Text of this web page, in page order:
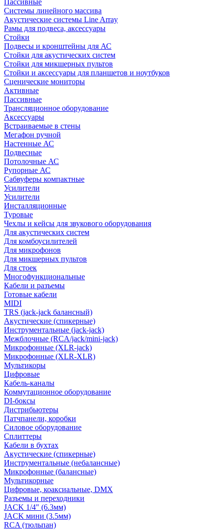
Пассивные
Системы линейного массива
Акустические системы Line Array
Рамы для подвеса, аксессуары
Стойки
Подвесы и кронштейны для АС
Стойки для акустических систем
Стойки для микшерных пультов
Стойки и аксессуары для планшетов и ноутбуков
Сценические мониторы
Активные
Пассивные
Трансляционное оборудование
Аксессуары
Встраиваемые в стены
Мегафон ручной
Настенные АС
Подвесные
Потолочные АС
Рупорные АС
Сабвуферы компактные
Усилители
Усилители
Инсталляционные
Туровые
Чехлы и кейсы для звукового оборудования
Для акустических систем
Для комбоусилителей
Для микрофонов
Для микшерных пультов
Для стоек
Многофункциональные
Кабели и разъемы
Готовые кабели
MIDI
TRS (jack-jack балансный)
Акустические (спикерные)
Инструментальные (jack-jack)
Межблочные (RCA/jack/mini-jack)
Микрофонные (XLR-jack)
Микрофонные (XLR-XLR)
Мультикоры
Цифровые
Кабель-каналы
Коммутационное оборудование
DI-боксы
Дистрибьютеры
Патчпанели, коробки
Силовое оборудование
Сплиттеры
Кабели в бухтах
Акустические (спикерные)
Инструментальные (небалансные)
Микрофонные (балансные)
Мультикорные
Цифровые, коаксиальные, DMX
Разъемы и переходники
JACK 1/4" (6.3мм)
JACK мини (3.5мм)
RCA (тюльпан)